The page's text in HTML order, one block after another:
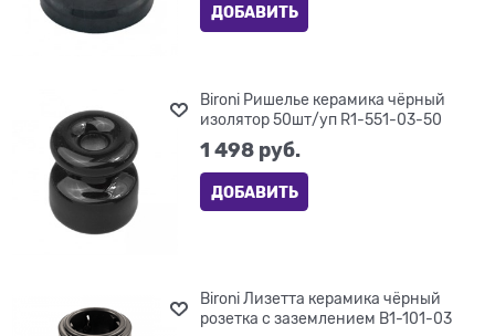
ДОБАВИТЬ
Bironi Ришелье керамика чёрный
изолятор 50шт/уп R1-551-03-50
1 498 руб.
ДОБАВИТЬ
Bironi Лизетта керамика чёрный
розетка с заземлением B1-101-03